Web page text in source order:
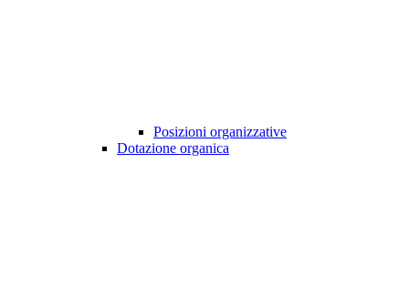
Posizioni organizzative
Dotazione organica